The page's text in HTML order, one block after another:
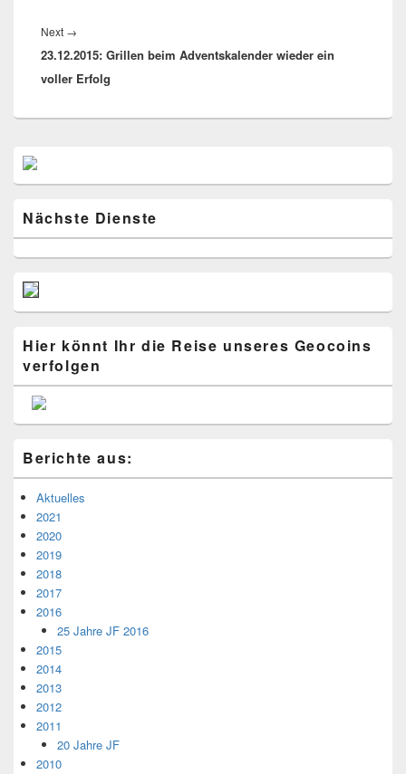
Next →
post:
23.12.2015: Grillen beim Adventskalender wieder ein
voller Erfolg
Primärer
Seitenleisten
Widget-
Nächste Dienste
Hier könnt Ihr die Reise unseres Geocoins
verfolgen
Berichte aus:
Aktuelles
2021
2020
2019
2018
2017
2016
25 Jahre JF 2016
2015
2014
2013
2012
2011
20 Jahre JF
2010